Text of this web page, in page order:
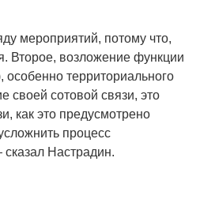
мероприятий, потому что,
Второе, возложение функции
территориального
своей сотовой связи, это
как это предусмотрено
процесс
Настрадин.
Война Миров. Трамп разгромил
Сороса